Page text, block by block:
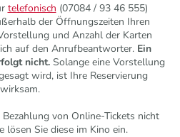
telefonisch (07084 / 93 46 555)
der Öffnungszeiten Ihren
und Anzahl der Karten
auf den Anrufbeantworter. Ein
nicht.Solange eine Vorstellung
wird, ist Ihre Reservierung
wirksam.
von Online-Tickets nicht
lösen Sie diese im Kino ein.